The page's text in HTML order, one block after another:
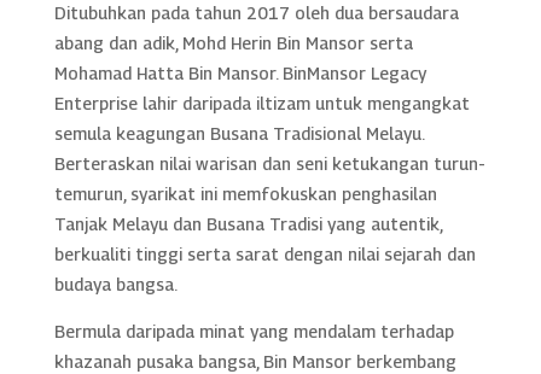
Ditubuhkan pada tahun 2017 oleh dua bersaudara
abang dan adik, Mohd Herin Bin Mansor serta
Mohamad Hatta Bin Mansor. BinMansor Legacy
Enterprise lahir daripada iltizam untuk mengangkat
semula keagungan Busana Tradisional Melayu.
Berteraskan nilai warisan dan seni ketukangan turun-
temurun, syarikat ini memfokuskan penghasilan
Tanjak Melayu dan Busana Tradisi yang autentik,
berkualiti tinggi serta sarat dengan nilai sejarah dan
budaya bangsa.
Bermula daripada minat yang mendalam terhadap
khazanah pusaka bangsa, Bin Mansor berkembang